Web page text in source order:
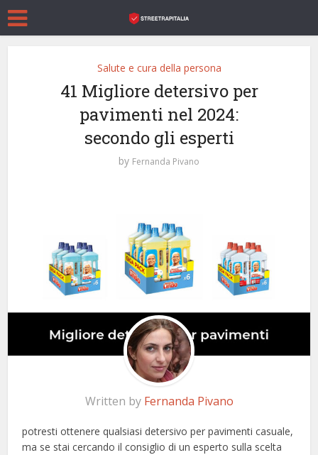
Salute e cura della persona
41 Migliore detersivo per
pavimenti nel 2024:
secondo gli esperti
by Fernanda Pivano
Written by Fernanda Pivano
potresti ottenere qualsiasi detersivo per pavimenti casuale,
ma se stai cercando il consiglio di un esperto sulla scelta